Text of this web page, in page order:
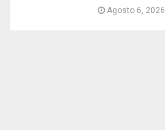
Agosto 6, 2026